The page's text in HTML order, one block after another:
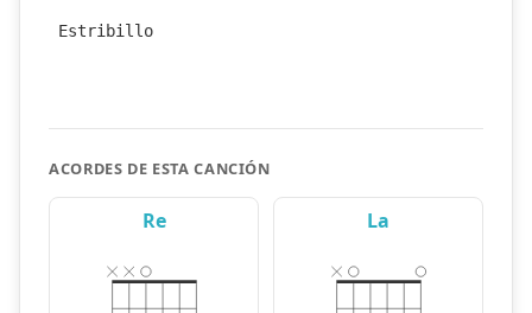
Estribillo
ACORDES DE ESTA CANCIÓN
Re La